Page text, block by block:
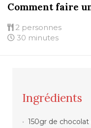
Comment faire
2 personnes
30 minutes
Ingrédients
150gr de